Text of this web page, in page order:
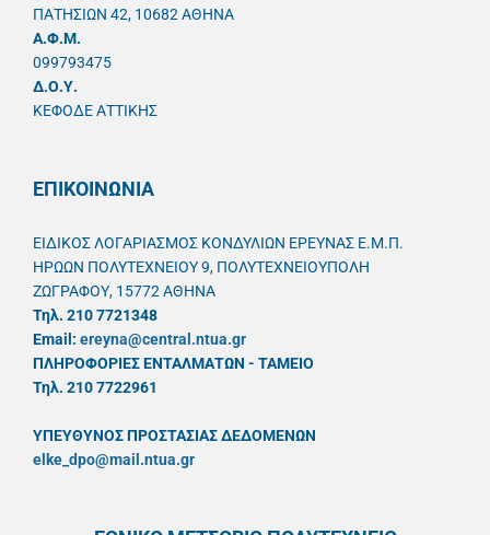
ΠΑΤΗΣΙΩΝ 42, 10682 ΑΘΗΝΑ
A.Φ.Μ.
099793475
Δ.Ο.Υ.
ΚΕΦΟΔΕ ΑΤΤΙΚΗΣ
ΕΠΙΚΟΙΝΩΝΙΑ
ΕΙΔΙΚΟΣ ΛΟΓΑΡΙΑΣΜΟΣ ΚΟΝΔΥΛΙΩΝ ΕΡΕΥΝΑΣ Ε.Μ.Π.
ΗΡΩΩΝ ΠΟΛΥΤΕΧΝΕΙΟΥ 9, ΠΟΛΥΤΕΧΝΕΙΟΥΠΟΛΗ
ΖΩΓΡΑΦΟΥ, 15772 ΑΘΗΝΑ
Τηλ. 210 7721348
Email: ereyna@central.ntua.gr
ΠΛΗΡΟΦΟΡΙΕΣ ΕΝΤΑΛΜΑΤΩΝ - ΤΑΜΕΙΟ
Τηλ. 210 7722961
ΥΠΕΥΘYΝΟΣ ΠΡΟΣΤΑΣΙΑΣ ΔΕΔΟΜΕΝΩΝ
elke_dpo@mail.ntua.gr